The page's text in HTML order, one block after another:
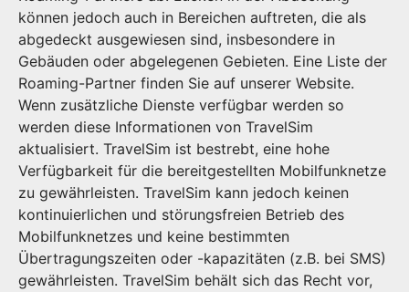
können jedoch auch in Bereichen auftreten, die als
abgedeckt ausgewiesen sind, insbesondere in
Gebäuden oder abgelegenen Gebieten. Eine Liste der
Roaming-Partner finden Sie auf unserer Website.
Wenn zusätzliche Dienste verfügbar werden so
werden diese Informationen von TravelSim
aktualisiert. TravelSim ist bestrebt, eine hohe
Verfügbarkeit für die bereitgestellten Mobilfunknetze
zu gewährleisten. TravelSim kann jedoch keinen
kontinuierlichen und störungsfreien Betrieb des
Mobilfunknetzes und keine bestimmten
Übertragungszeiten oder -kapazitäten (z.B. bei SMS)
gewährleisten. TravelSim behält sich das Recht vor,